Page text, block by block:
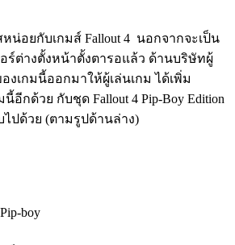
น่อยกับเกมส์ Fallout 4 นอกจากจะเป็น
ร์ต่างตั้งหน้าตั้งตารอแล้ว ด้านบริษัทผู้
งเกมนี้ออกมาให้ผู้เล่นเกม ได้เพิ่ม
นี้อีกด้วย กับชุด Fallout 4 Pip-Boy Edition
ปด้วย (ตามรูปด้านล่าง)
boy